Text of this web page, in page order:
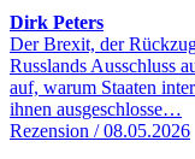
Dirk Peters
Der Brexit, der
Russlands Ausschluss
auf, warum Staaten
ihnen ausgeschlosse…
Rezension / 08.05.2026